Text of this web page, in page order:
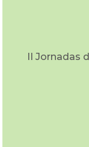
II Jornadas